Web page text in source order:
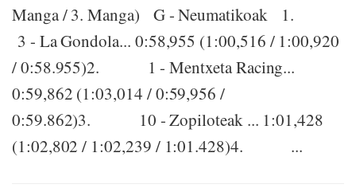
Manga / 3. Manga) G - Neumatikoak 1.
3 - La Gondola... 0:58,955 (1:00,516 / 1:00,920
/ 0:58.955)2. 1 - Mentxeta Racing...
0:59,862 (1:03,014 / 0:59,956 /
0:59.862)3. 10 - Zopiloteak ... 1:01,428
(1:02,802 / 1:02,239 / 1:01.428)4. ...